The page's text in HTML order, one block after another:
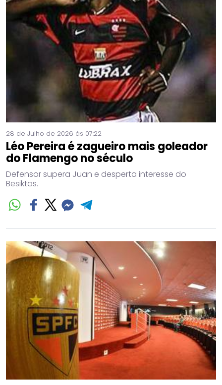
28 de Julho de 2026 às 07:22
Léo Pereira é zagueiro mais goleador
do Flamengo no século
Defensor supera Juan e desperta interesse do
Besiktas.